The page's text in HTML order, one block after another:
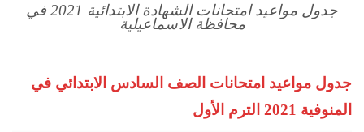
جدول مواعيد امتحانات الشهادة الابتدائية 2021 في
محافظة الاسماعيلية
جدول مواعيد امتحانات الصف السادس الابتدائي في
المنوفية 2021 الترم الأول